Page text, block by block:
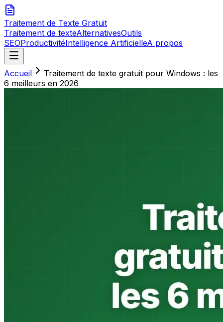
Traitement de Texte Gratuit
Traitement de texteAlternativesOutils
SEOProductivitéIntelligence ArtificielleA propos
Accueil
Traitement de texte gratuit pour Windows : les
6 meilleurs en 2026